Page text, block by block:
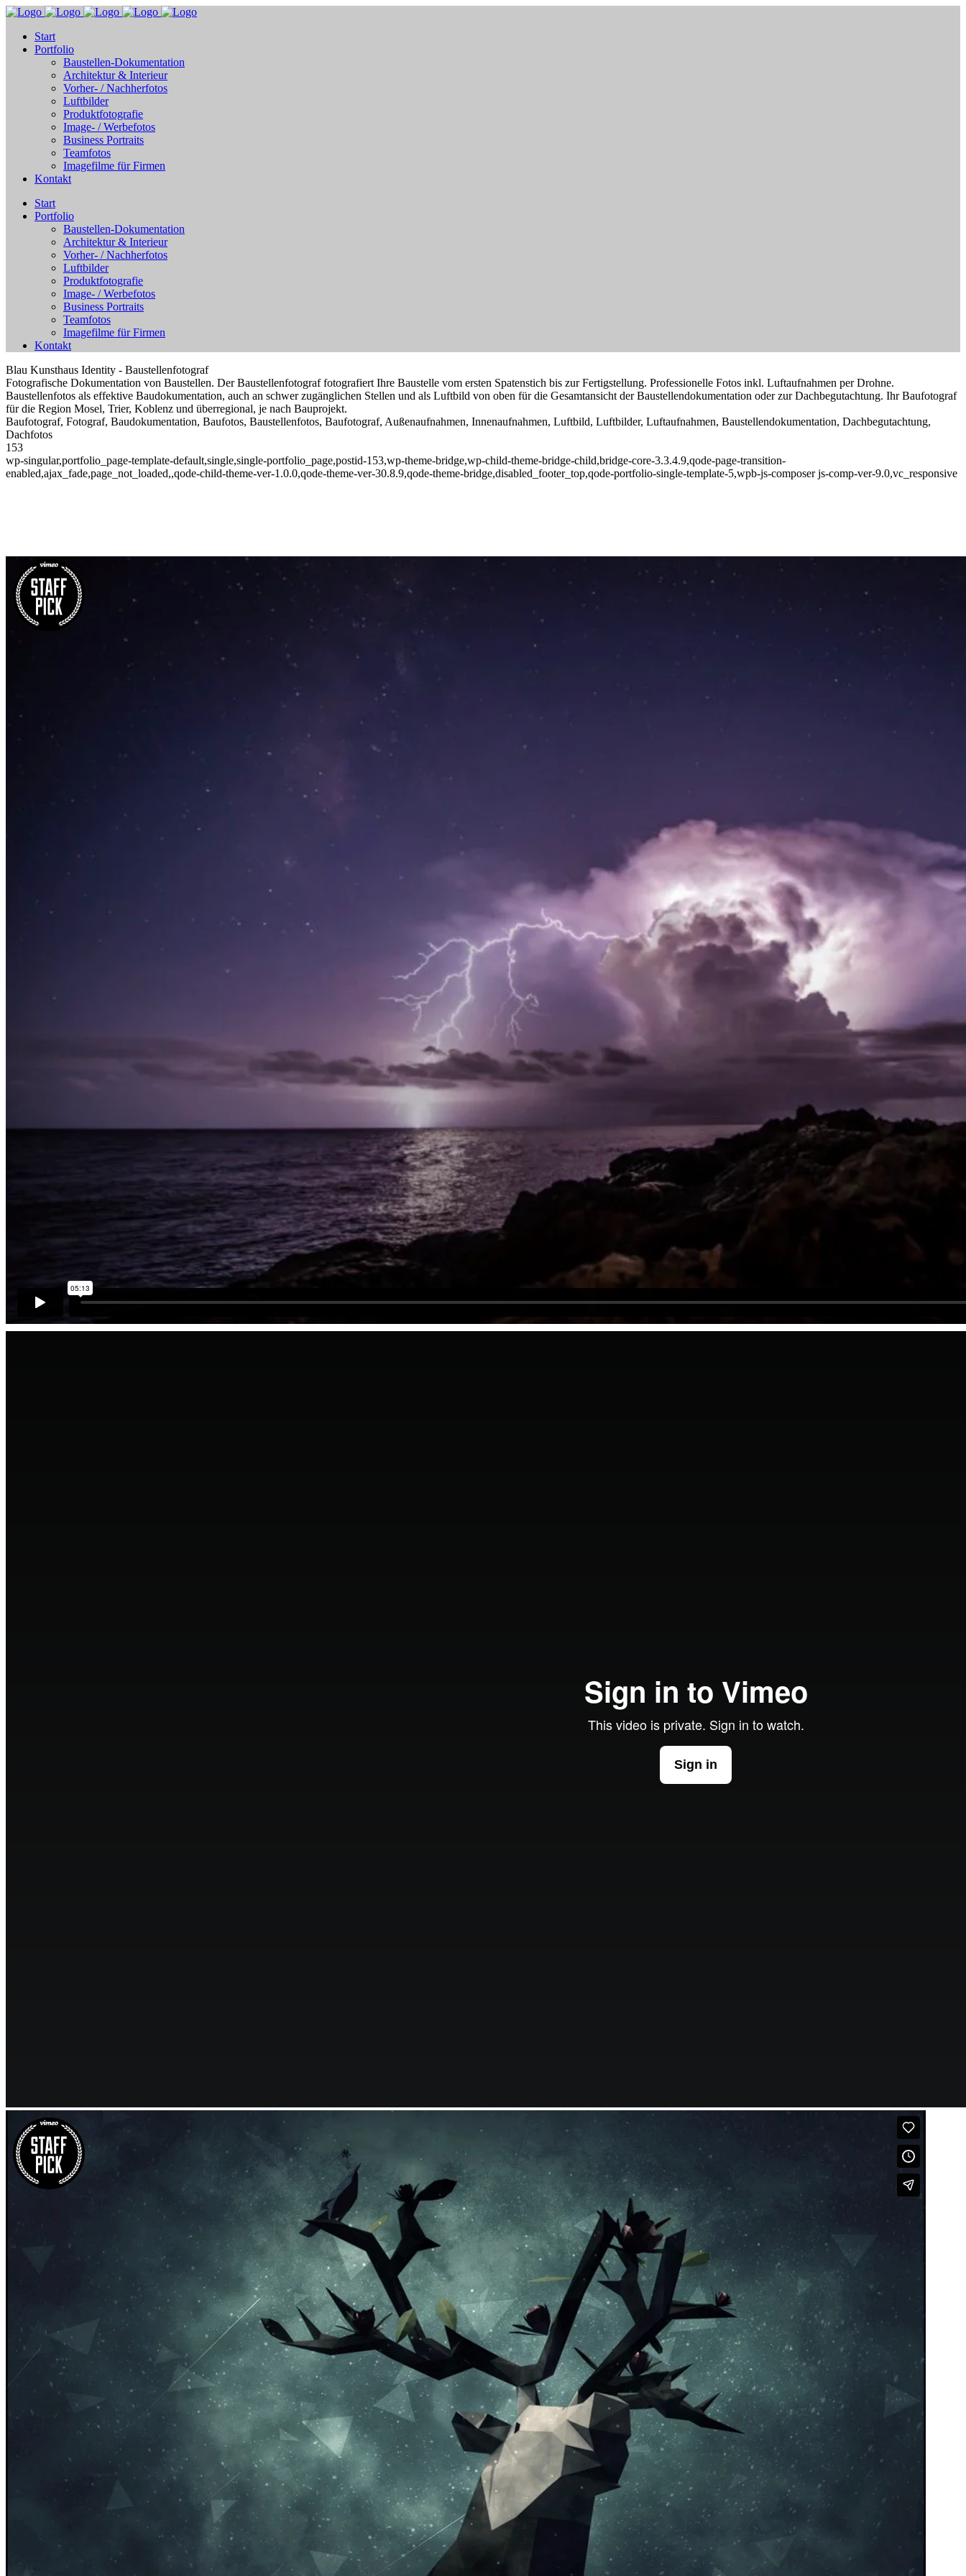
Start
Portfolio
Baustellen-Dokumentation
Architektur & Interieur
Vorher- / Nachherfotos
Luftbilder
Produktfotografie
Image- / Werbefotos
Business Portraits
Teamfotos
Imagefilme für Firmen
Kontakt
Start
Portfolio
Baustellen-Dokumentation
Architektur & Interieur
Vorher- / Nachherfotos
Luftbilder
Produktfotografie
Image- / Werbefotos
Business Portraits
Teamfotos
Imagefilme für Firmen
Kontakt
Blau Kunsthaus Identity - Baustellenfotograf
Fotografische Dokumentation von Baustellen. Der Baustellenfotograf fotografiert Ihre Baustelle vom ersten Spatenstich bis zur Fertigstellung. Professionelle Fotos inkl. Luftaufnahmen per Drohne.
Baustellenfotos als effektive Baudokumentation, auch an schwer zugänglichen Stellen und als Luftbild von oben für die Gesamtansicht der Baustellendokumentation oder zur Dachbegutachtung. Ihr Baufotograf
für die Region Mosel, Trier, Koblenz und überregional, je nach Bauprojekt.
Baufotograf, Fotograf, Baudokumentation, Baufotos, Baustellenfotos, Baufotograf, Außenaufnahmen, Innenaufnahmen, Luftbild, Luftbilder, Luftaufnahmen, Baustellendokumentation, Dachbegutachtung,
Dachfotos
153
wp-singular,portfolio_page-template-default,single,single-portfolio_page,postid-153,wp-theme-bridge,wp-child-theme-bridge-child,bridge-core-3.3.4.9,qode-page-transition-
enabled,ajax_fade,page_not_loaded,,qode-child-theme-ver-1.0.0,qode-theme-ver-30.8.9,qode-theme-bridge,disabled_footer_top,qode-portfolio-single-template-5,wpb-js-composer js-comp-ver-9.0,vc_responsive
Blau Kunsthaus Identity